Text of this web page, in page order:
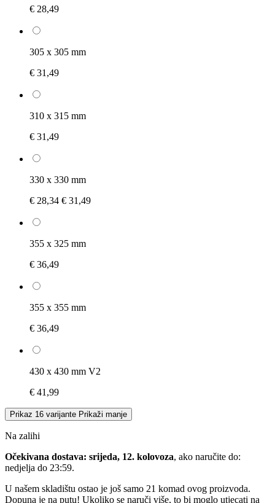
€ 28,49
305 x 305 mm
€ 31,49
310 x 315 mm
€ 31,49
330 x 330 mm
€ 28,34 € 31,49
355 x 325 mm
€ 36,49
355 x 355 mm
€ 36,49
430 x 430 mm V2
€ 41,99
Prikaz 16 varijante Prikaži manje
Na zalihi
Očekivana dostava: srijeda, 12. kolovoza, ako naručite do:
nedjelja do 23:59.
U našem skladištu ostao je još samo 21 komad ovog proizvoda.
Dopuna je na putu! Ukoliko se naruči više, to bi moglo utjecati na